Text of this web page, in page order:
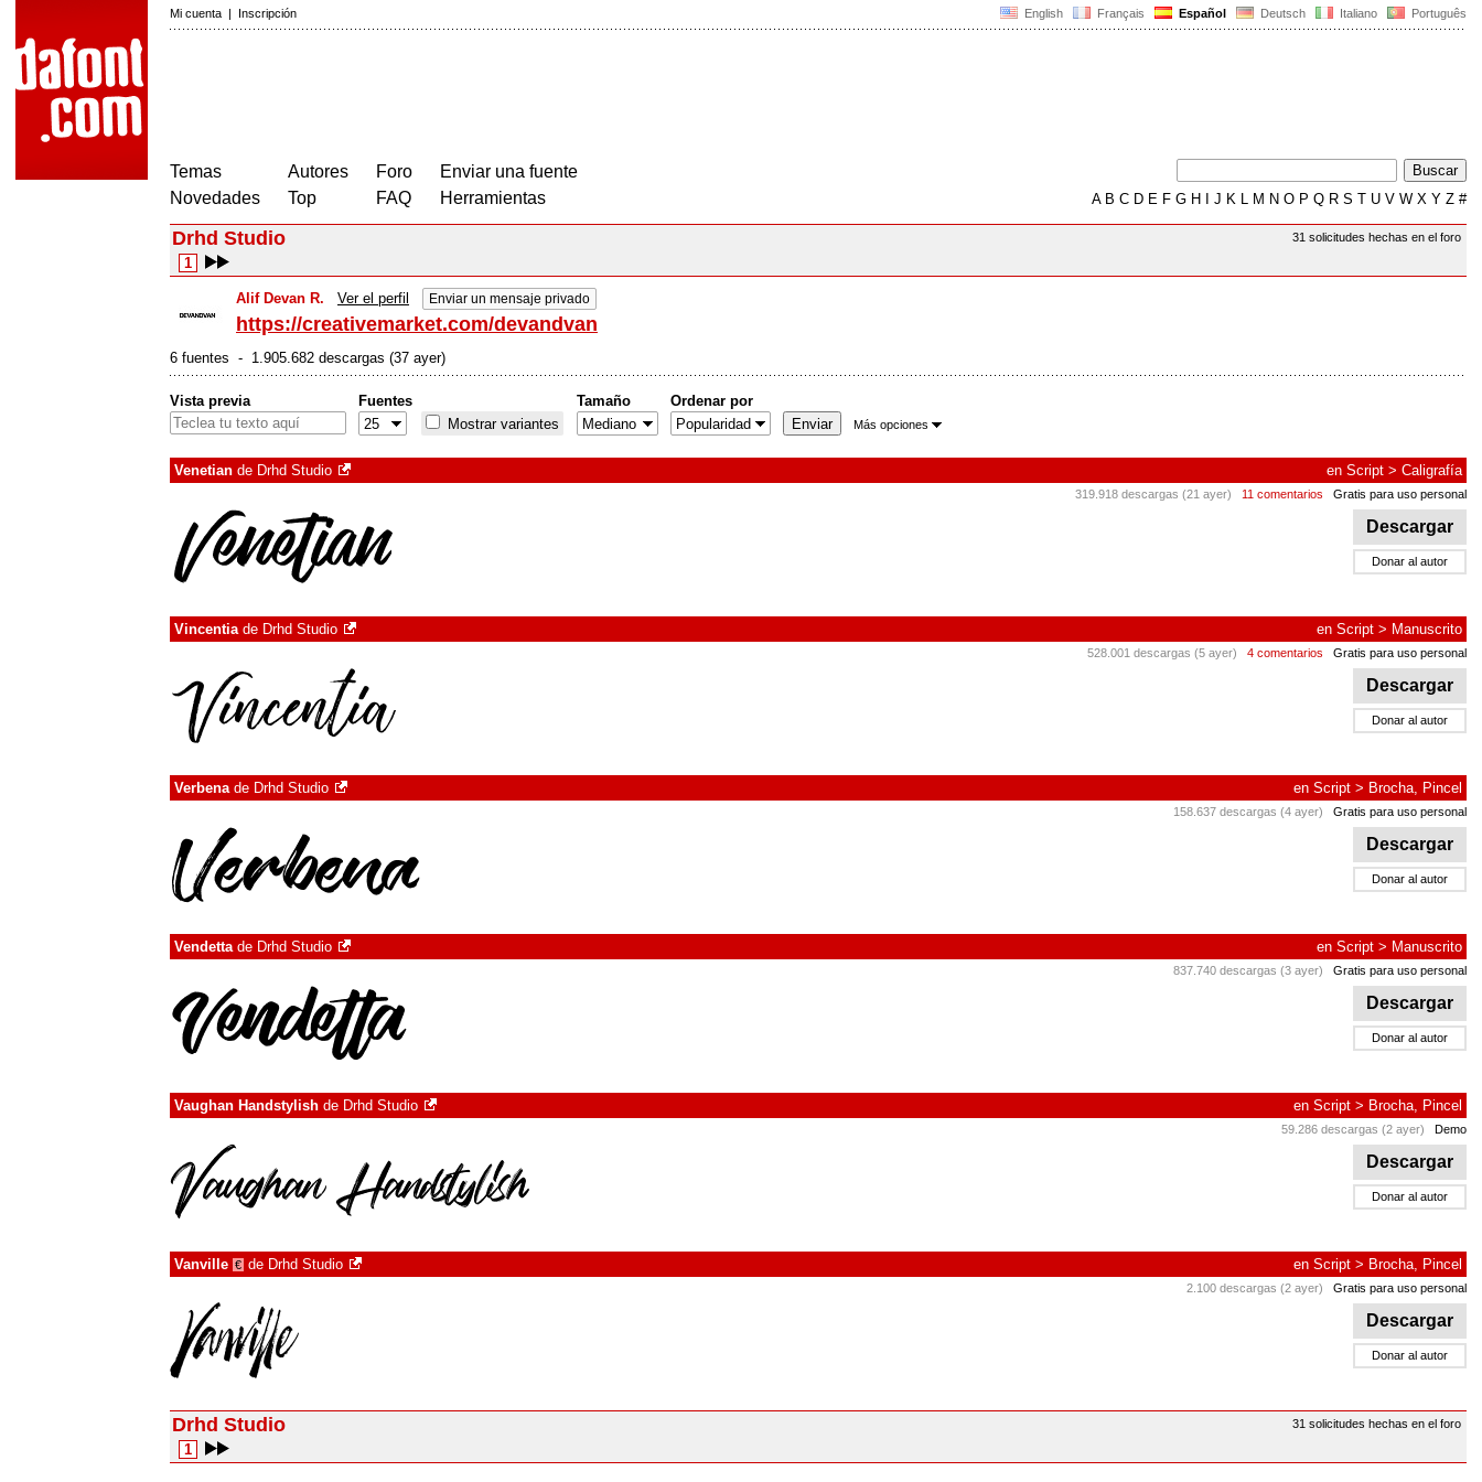
English Français Español Deutsch Italiano Português
Mi cuenta | Inscripción
Temas
Novedades
Autores
Top
Foro
FAQ
Enviar una fuente
Herramientas
AB C D E F G H J K L M N O P Q R S T U V W X Y Z #
31 solicitudes hechas en el foro
Drhd Studio
1
Alif Devan R. Ver el perfil Enviar un mensaje privado
https://creativemarket.com/devandvan
6 fuentes - 1.905.682 descargas (37 ayer)
Vista previa
Fuentes
Mostrar variantes
Tamaño Ordenar por
Más opciones
Venetian de Drhd Studio en Script > Caligrafía
319.918 descargas (21 ayer) 11 comentarios Gratis para uso personal
Descargar
Donar al autor
Vincentiade Drhd Studio en Script > Manuscrito
528.001 descargas (5 ayer) 4 comentarios Gratis para uso personal
Descargar
Donar al autor
Verbenade Drhd Studio en Script > Brocha, Pincel
158.637 descargas (4 ayer) Gratis para uso personal
Descargar
Donar al autor
Vendettade Drhd Studio en Script > Manuscrito
837.740 descargas (3 ayer) Gratis para uso personal
Descargar
Donar al autor
Vaughan Handstylish de Drhd Studio en Script > Brocha, Pincel
59.286 descargas (2 ayer) Demo
Descargar
Donar al autor
Vanville € de Drhd Studio en Script > Brocha, Pincel
2.100 descargas (2 ayer) Gratis para uso personal
Descargar
Donar al autor
31 solicitudes hechas en el foro
Drhd Studio
1